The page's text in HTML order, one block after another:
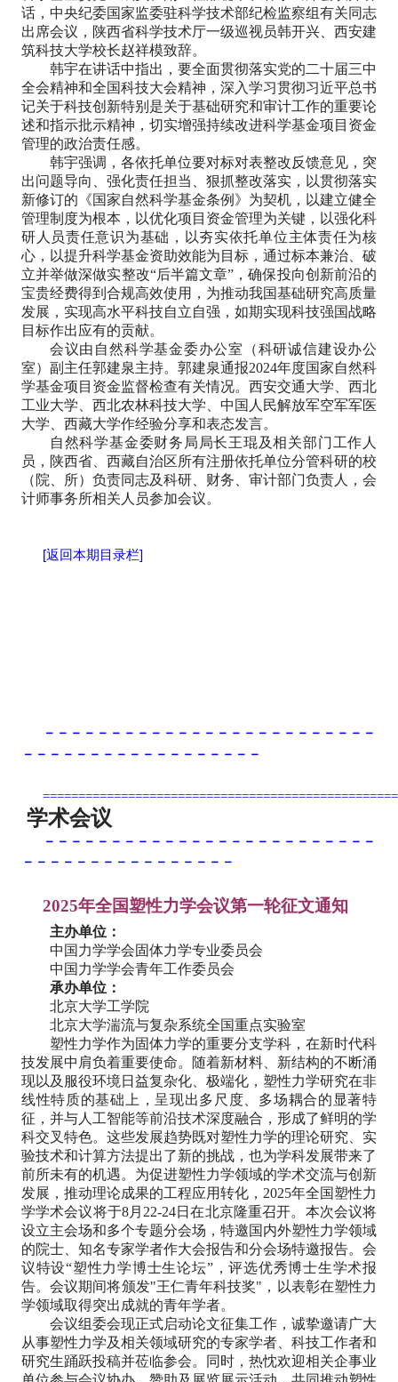
话，中央纪委国家监委驻科学技术部纪检监察组有关同志
出席会议，陕西省科学技术厅一级巡视员韩开兴、西安建
筑科技大学校长赵祥模致辞。
韩宇在讲话中指出，要全面贯彻落实党的二十届三中
全会精神和全国科技大会精神，深入学习贯彻习近平总书
记关于科技创新特别是关于基础研究和审计工作的重要论
述和指示批示精神，切实增强持续改进科学基金项目资金
管理的政治责任感。
韩宇强调，各依托单位要对标对表整改反馈意见，突
出问题导向、强化责任担当、狠抓整改落实，以贯彻落实
新修订的《国家自然科学基金条例》为契机，以建立健全
管理制度为根本，以优化项目资金管理为关键，以强化科
研人员责任意识为基础，以夯实依托单位主体责任为核
心，以提升科学基金资助效能为目标，通过标本兼治、破
立并举做深做实整改“后半篇文章”，确保投向创新前沿的
宝贵经费得到合规高效使用，为推动我国基础研究高质量
发展，实现高水平科技自立自强，如期实现科技强国战略
目标作出应有的贡献。
会议由自然科学基金委办公室（科研诚信建设办公
室）副主任郭建泉主持。郭建泉通报2024年度国家自然科
学基金项目资金监督检查有关情况。西安交通大学、西北
工业大学、西北农林科技大学、中国人民解放军空军军医
大学、西藏大学作经验分享和表态发言。
自然科学基金委财务局局长王琨及相关部门工作人
员，陕西省、西藏自治区所有注册依托单位分管科研的校
（院、所）负责同志及科研、财务、审计部门负责人，会
计师事务所相关人员参加会议。
[返回本期目录栏]
－－－－－－－－－－－－－－－－－－－－－－－－－
－－－－－－－－－－－－－－－－－－
学术会议
－－－－－－－－－－－－－－－－－－－－－－－－－
－－－－－－－－－－－－－－－－
2025年全国塑性力学会议第一轮征文通知
主办单位：
中国力学学会固体力学专业委员会
中国力学学会青年工作委员会
承办单位：
北京大学工学院
北京大学湍流与复杂系统全国重点实验室
塑性力学作为固体力学的重要分支学科，在新时代科
技发展中肩负着重要使命。随着新材料、新结构的不断涌
现以及服役环境日益复杂化、极端化，塑性力学研究在非
线性特质的基础上，呈现出多尺度、多场耦合的显著特
征，并与人工智能等前沿技术深度融合，形成了鲜明的学
科交叉特色。这些发展趋势既对塑性力学的理论研究、实
验技术和计算方法提出了新的挑战，也为学科发展带来了
前所未有的机遇。为促进塑性力学领域的学术交流与创新
发展，推动理论成果的工程应用转化，2025年全国塑性力
学学术会议将于8月22-24日在北京隆重召开。本次会议将
设立主会场和多个专题分会场，特邀国内外塑性力学领域
的院士、知名专家学者作大会报告和分会场特邀报告。会
议特设“塑性力学博士生论坛”，评选优秀博士生学术报
告。会议期间将颁发"王仁青年科技奖"，以表彰在塑性力
学领域取得突出成就的青年学者。
会议组委会现正式启动论文征集工作，诚挚邀请广大
从事塑性力学及相关领域研究的专家学者、科技工作者和
研究生踊跃投稿并莅临参会。同时，热忱欢迎相关企事业